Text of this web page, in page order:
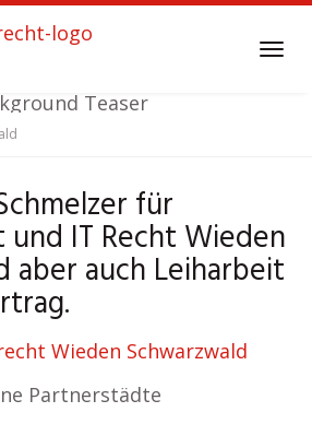
für
IT Recht Wieden
aber auch Leiharbeit
Partnerstädte